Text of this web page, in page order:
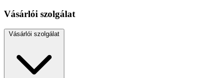
Vásárlói szolgálat
Vásárlói szolgálat